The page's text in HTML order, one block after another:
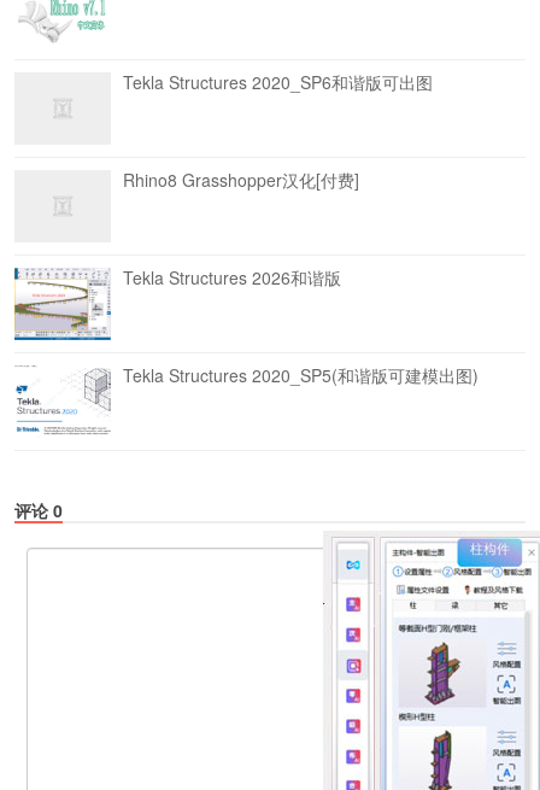
Tekla Structures 2020_SP6和谐版可出图
Rhino8 Grasshopper汉化[付费]
Tekla Structures 2026和谐版
Tekla Structures 2020_SP5(和谐版可建模出图)
评论 0